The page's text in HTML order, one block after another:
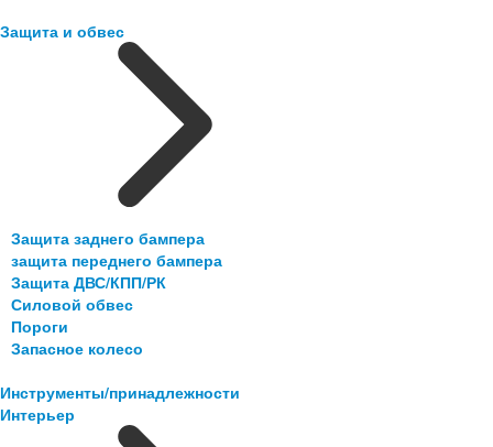
Защита и обвес
Защита заднего бампера
защита переднего бампера
Защита ДВС/КПП/РК
Силовой обвес
Пороги
Запасное колесо
Инструменты/принадлежности
Интерьер